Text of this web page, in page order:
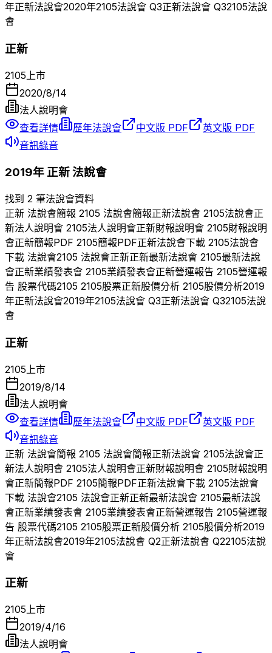
年正新法說會2020年2105法說會 Q3正新法說會 Q32105法說
會
正新
2105 上市
2020/8/14
法人說明會
查看詳情
歷年法說會 中文版 PDF
英文版 PDF
音訊錄音
2019年 正新法說會
找到 2 筆法說會資料
正新 法說會簡報 2105 法說會簡報正新法說會 2105法說會正
新法人說明會 2105法人說明會正新財報說明會 2105財報說明
會正新簡報PDF 2105簡報PDF正新法說會下載 2105法說會
下載 法說會2105 法說會正新正新最新法說會 2105最新法說
會正新業績發表會 2105業績發表會正新營運報告 2105營運報
告 股票代碼2105 2105股票正新股價分析 2105股價分析2019
年正新法說會2019年2105法說會 Q3正新法說會 Q32105法說
會
正新
2105 上市
2019/8/14
法人說明會
查看詳情
歷年法說會 中文版 PDF
英文版 PDF
音訊錄音
正新 法說會簡報 2105 法說會簡報正新法說會 2105法說會正
新法人說明會 2105法人說明會正新財報說明會 2105財報說明
會正新簡報PDF 2105簡報PDF正新法說會下載 2105法說會
下載 法說會2105 法說會正新正新最新法說會 2105最新法說
會正新業績發表會 2105業績發表會正新營運報告 2105營運報
告 股票代碼2105 2105股票正新股價分析 2105股價分析2019
年正新法說會2019年2105法說會 Q2正新法說會 Q22105法說
會
正新
2105 上市
2019/4/16
法人說明會